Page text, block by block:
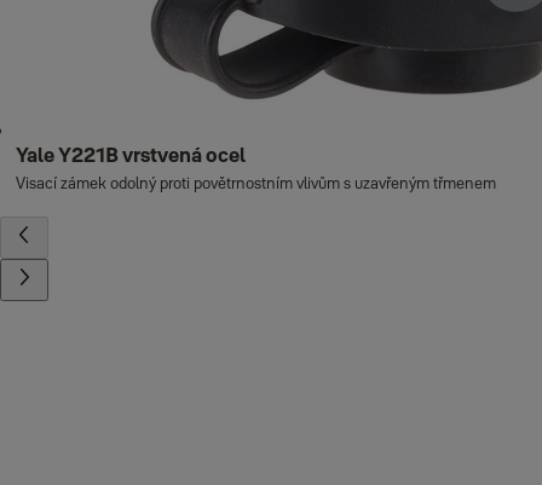
Yale Y221B vrstvená ocel
Visací zámek odolný proti povětrnostním vlivům s uzavřeným třmenem